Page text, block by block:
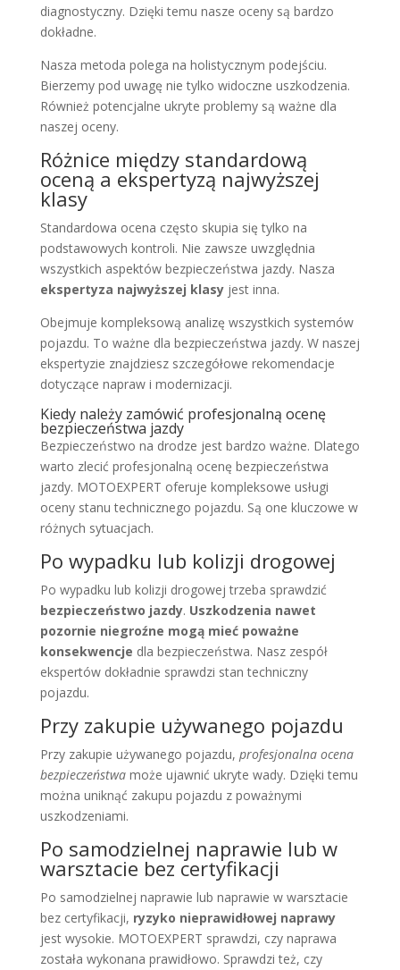
diagnostyczny. Dzięki temu nasze oceny są bardzo
dokładne.
Nasza metoda polega na holistycznym podejściu.
Bierzemy pod uwagę nie tylko widoczne uszkodzenia.
Również potencjalne ukryte problemy są ważne dla
naszej oceny.
Różnice między standardową
oceną a ekspertyzą najwyższej
klasy
Standardowa ocena często skupia się tylko na
podstawowych kontroli. Nie zawsze uwzględnia
wszystkich aspektów bezpieczeństwa jazdy. Nasza
ekspertyza najwyższej klasyjest inna.
Obejmuje kompleksową analizę wszystkich systemów
pojazdu. To ważne dla bezpieczeństwa jazdy. W naszej
ekspertyzie znajdziesz szczegółowe rekomendacje
dotyczące napraw i modernizacji.
Kiedy należy zamówić profesjonalną ocenę
bezpieczeństwa jazdy
Bezpieczeństwo na drodze jest bardzo ważne. Dlatego
warto zlecić profesjonalną ocenę bezpieczeństwa
jazdy. MOTOEXPERT oferuje kompleksowe usługi
oceny stanu technicznego pojazdu. Są one kluczowe w
różnych sytuacjach.
Po wypadku lub kolizji drogowej
Po wypadku lub kolizji drogowej trzeba sprawdzić
bezpieczeństwo jazdy. Uszkodzenia nawet
pozornie niegroźne mogą mieć poważne
konsekwencje dla bezpieczeństwa. Nasz zespół
ekspertów dokładnie sprawdzi stan techniczny
pojazdu.
Przy zakupie używanego pojazdu
Przy zakupie używanego pojazdu, profesjonalna ocena
bezpieczeństwamoże ujawnić ukryte wady. Dzięki temu
można uniknąć zakupu pojazdu z poważnymi
uszkodzeniami.
Po samodzielnej naprawie lub w
warsztacie bez certyfikacji
Po samodzielnej naprawie lub naprawie w warsztacie
bez certyfikacji, ryzyko nieprawidłowej naprawy
jest wysokie. MOTOEXPERT sprawdzi, czy naprawa
została wykonana prawidłowo. Sprawdzi też, czy